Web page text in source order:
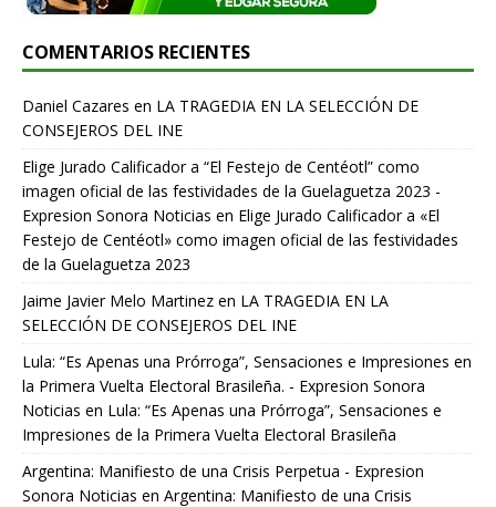
COMENTARIOS RECIENTES
Daniel Cazares en LA TRAGEDIA EN LA SELECCIÓN DE
CONSEJEROS DEL INE
Elige Jurado Calificador a “El Festejo de Centéotl” como
imagen oficial de las festividades de la Guelaguetza 2023 -
Expresion Sonora Noticias en Elige Jurado Calificador a «El
Festejo de Centéotl» como imagen oficial de las festividades
de la Guelaguetza 2023
Jaime Javier Melo Martinez en LA TRAGEDIA EN LA
SELECCIÓN DE CONSEJEROS DEL INE
Lula: “Es Apenas una Prórroga”, Sensaciones e Impresiones en
la Primera Vuelta Electoral Brasileña. - Expresion Sonora
Noticias en Lula: “Es Apenas una Prórroga”, Sensaciones e
Impresiones de la Primera Vuelta Electoral Brasileña
Argentina: Manifiesto de una Crisis Perpetua - Expresion
Sonora Noticias en Argentina: Manifiesto de una Crisis